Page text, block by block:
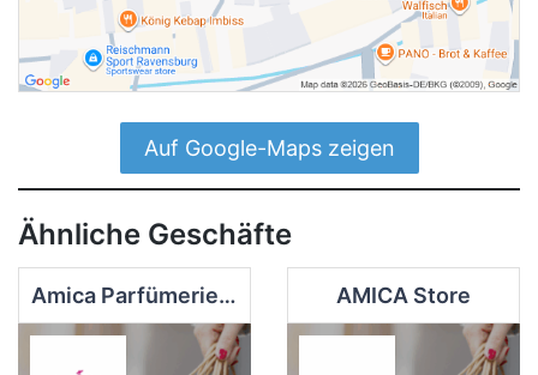
Auf Google-Maps zeigen
Ähnliche Geschäfte
Amica Parfümerie Bittel e.K. AMICA Store